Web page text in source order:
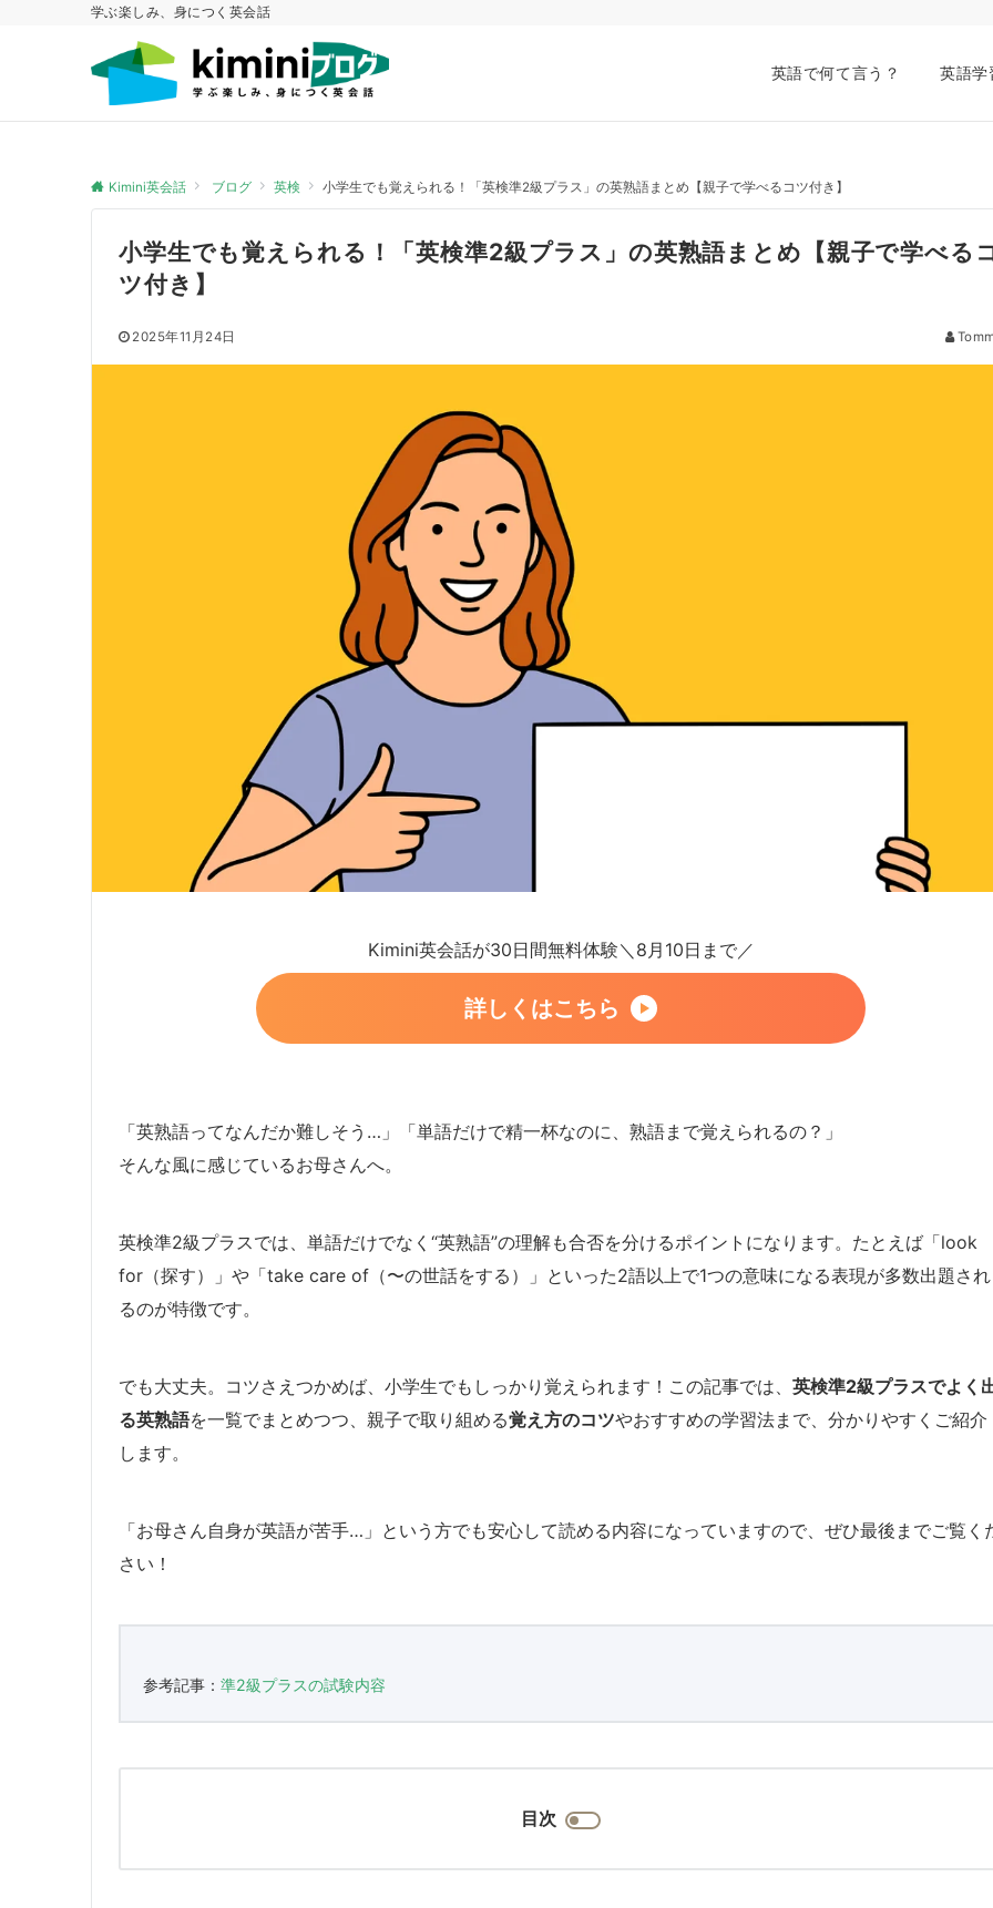
学ぶ楽しみ、身につく英会話
英語で何て言う？ 英語学
Kimini英会話 ブログ 英検 小学生でも覚えられる！「英検準2級プラス」の英熟語まとめ【親子で学べるコツ付き】
小学生でも覚えられる！「英検準2級プラス」の英熟語まとめ【親子で学べる
ツ付き】
2025年11月24日
Kimini英会話が30日間無料体験＼8月10日まで／
詳しくはこちら
「英熟語ってなんだか難しそう…」「単語だけで精一杯なのに、熟語まで覚えられるの？」
そんな風に感じているお母さんへ。
英検準2級プラスでは、単語だけでなく“英熟語”の理解も合否を分けるポイントになります。たとえば「look
for（探す）」や「take care of（〜の世話をする）」といった2語以上で1つの意味になる表現が多数出題され
るのが特徴です。
でも大丈夫。コツさえつかめば、小学生でもしっかり覚えられます！この記事では、 英検準2級プラスでよく
る英熟語を一覧でまとめつつ、親子で取り組める覚え方のコツやおすすめの学習法まで、分かりやすくご紹介
します。
「お母さん自身が英語が苦手…」という方でも安心して読める内容になっていますので、ぜひ最後までご覧く
さい！
参考記事： 準2級プラスの試験内容
目次